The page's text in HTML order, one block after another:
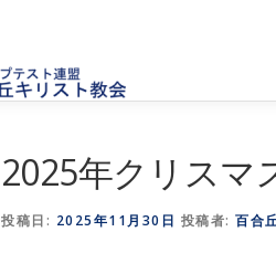
2025年クリス
投稿日: 2025年11月30日 投稿者: 百合